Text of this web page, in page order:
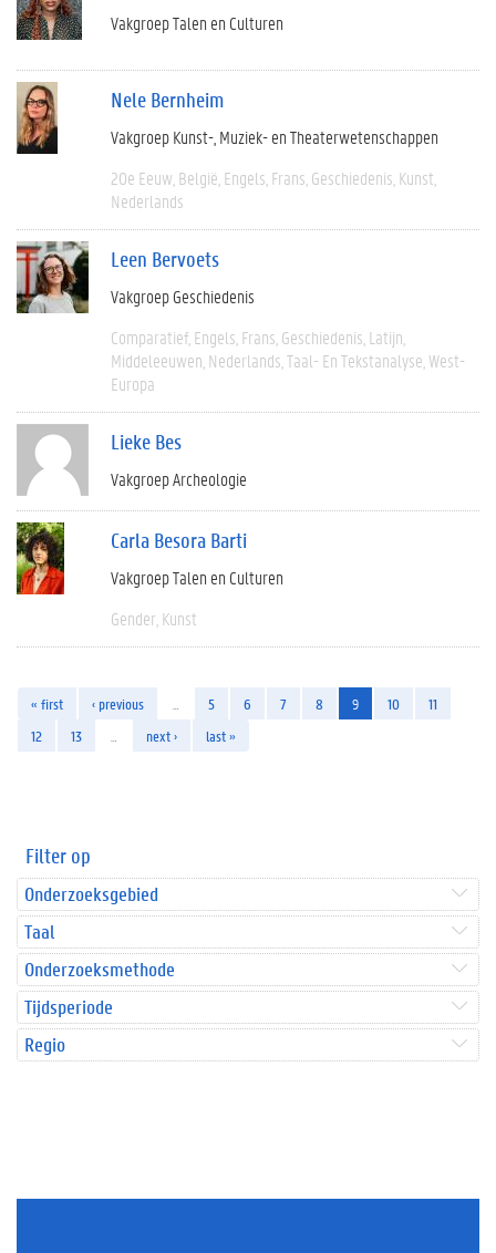
Vakgroep Talen en Culturen
Nele Bernheim
Vakgroep Kunst-, Muziek- en Theaterwetenschappen
20e Eeuw België Engels Frans Geschiedenis Kunst
Nederlands
Leen Bervoets
Vakgroep Geschiedenis
Comparatief Engels Frans Geschiedenis Latijn
Middeleeuwen Nederlands Taal- En Tekstanalyse West-
Europa
Lieke Bes
Vakgroep Archeologie
Carla Besora Barti
Vakgroep Talen en Culturen
Gender Kunst
« first ‹ previous 5 6 7 8 9 10
11
12
13 next › last »
Filter op
Onderzoeksgebied
Taal
Onderzoeksmethode
Tijdsperiode
Regio